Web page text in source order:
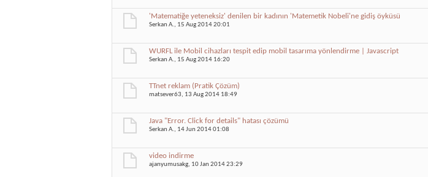
'Matematiğe yeteneksiz' denilen bir kadının 'Matemetik Nobeli'ne gidiş öyküsü
Serkan A., 15 Aug 2014 20:01
WURFL ile Mobil cihazları tespit edip mobil tasarıma yönlendirme | Javascript
Serkan A., 15 Aug 2014 16:20
TTnet reklam (Pratik Çözüm)
matsever63, 13 Aug 2014 18:49
Java "Error. Click for details" hatası çözümü
Serkan A., 14 Jun 2014 01:08
video indirme
ajanyumusakg, 10 Jan 2014 23:29